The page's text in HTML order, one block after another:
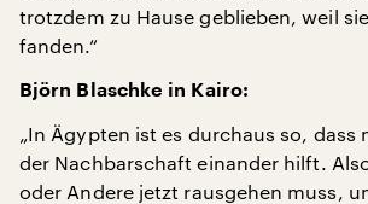
trotzdem zu Hause geblieben, weil
fanden.“
Björn Blaschke in Kairo:
„In Ägypten ist es durchaus so, dass
der Nachbarschaft einander hilft.
oder Andere jetzt rausgehen muss,